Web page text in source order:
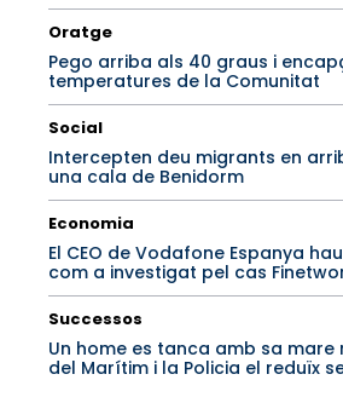
Oratge
Pego arriba als 40 graus i
temperatures de la Comunitat
Social
Intercepten deu migrants en
una cala de Benidorm
Economia
El CEO de Vodafone Espanya
com a investigat pel cas
Successos
Un home es tanca amb sa mare
del Marítim i la Policia el reduïx